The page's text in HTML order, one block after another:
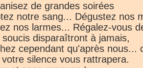
de grandes soirées
notre sang... Dégustez nos
nos larmes... Régalez-vous
soucis disparaîtront à jamais,
cependant qu'après nous...
votre silence vous rattrapera.